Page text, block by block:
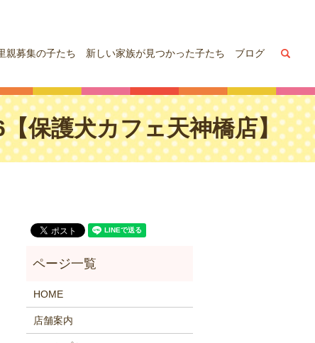
親募集の子たち 新しい家族が見つかった子たち ブログ
保護犬カフェ天神橋店】
HOME
店舗案内